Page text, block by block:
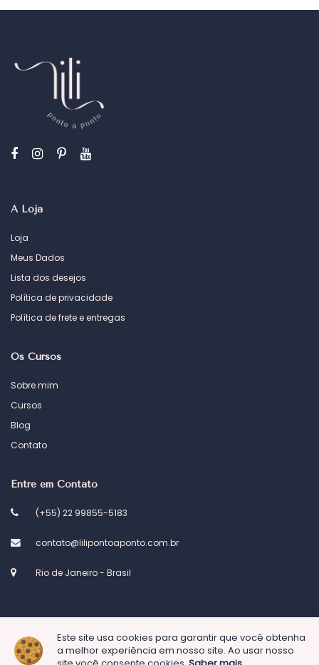
Este site usa cookies para garantir que você obtenha
a melhor experiência em nosso site. Ao usar nosso
A Loja
Loja
Meus Dados
Lista dos desejos
Política de privacidade
Política de frete e entregas
Os Cursos
Sobre mim
Cursos
Blog
Contato
Entre em Contato
(+55) 22 99855-5183
contato@lilipontoaponto.com.br
Rio de Janeiro - Brasil
© 2023 Atelier Lili ponto a ponto. Desenvolvido porKel Designs